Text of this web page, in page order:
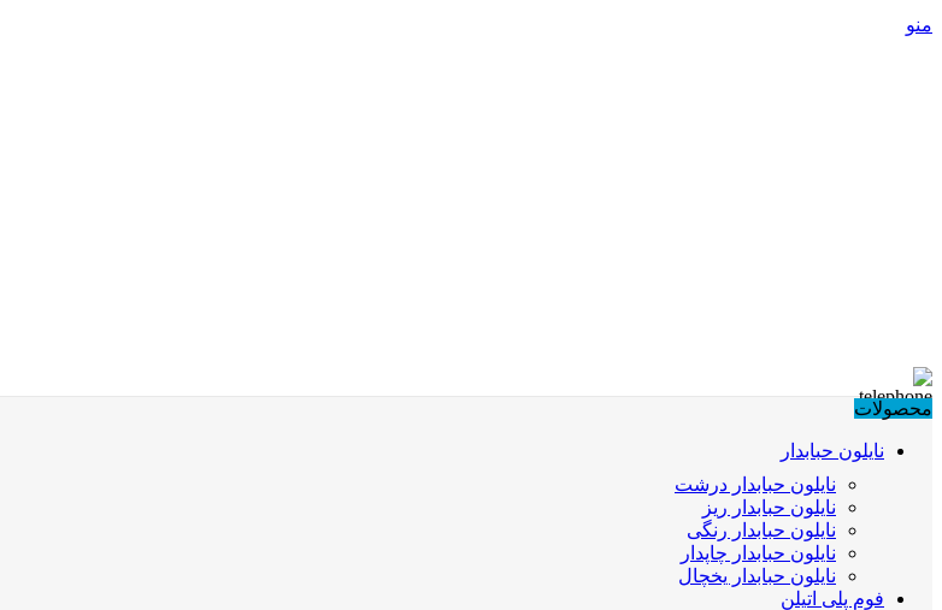
منو
محصولات
نایلون حبابدار
نایلون حبابدار درشت
نایلون حبابدار ریز
نایلون حبابدار رنگی
نایلون حبابدار چاپدار
نایلون حبابدار یخچال
فوم پلی اتیلن